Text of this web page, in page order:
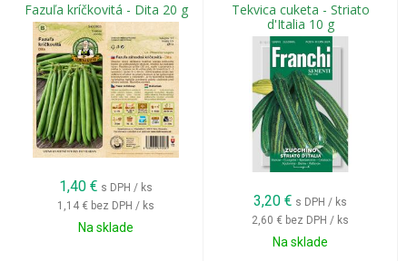
Fazuľa kríčkovitá - Dita 20 g
1,40 € s DPH / ks
1,14 € bez DPH / ks
Na sklade
Tekvica cuketa - Striato
d'Italia 10 g
3,20 € s DPH / ks
2,60 € bez DPH / ks
Na sklade